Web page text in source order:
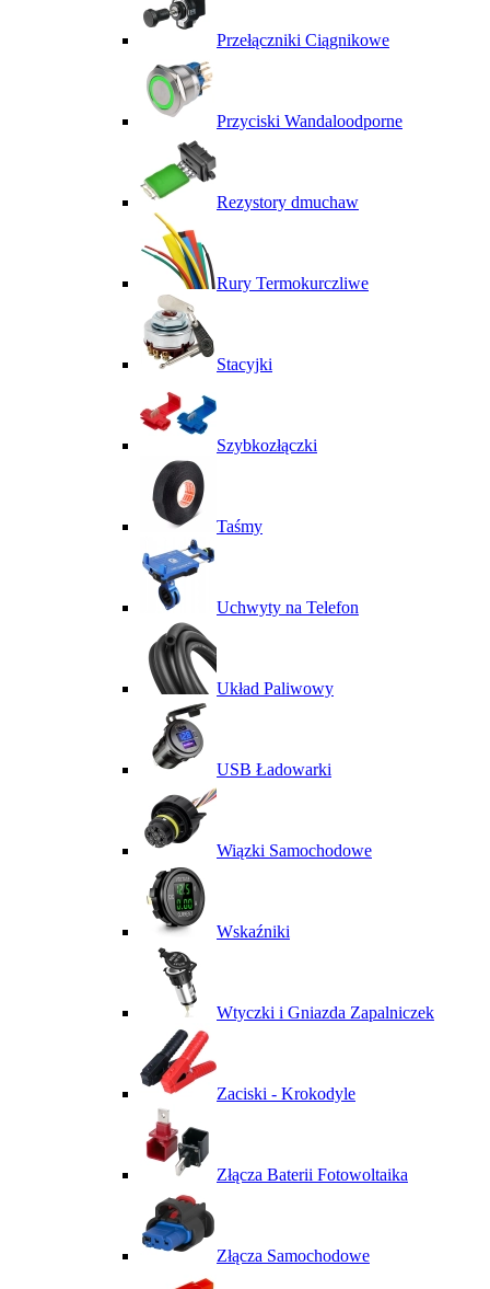
Przełączniki Ciągnikowe
Przyciski Wandaloodporne
Rezystory dmuchaw
Rury Termokurczliwe
Stacyjki
Szybkozłączki
Taśmy
Uchwyty na Telefon
Układ Paliwowy
USB Ładowarki
Wiązki Samochodowe
Wskaźniki
Wtyczki i Gniazda Zapalniczek
Zaciski - Krokodyle
Złącza Baterii Fotowoltaika
Złącza Samochodowe